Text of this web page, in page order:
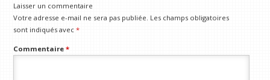
Laisser un commentaire
Votre adresse e-mail ne sera pas publiée. Les champs obligatoires
sont indiqués avec*
Commentaire*